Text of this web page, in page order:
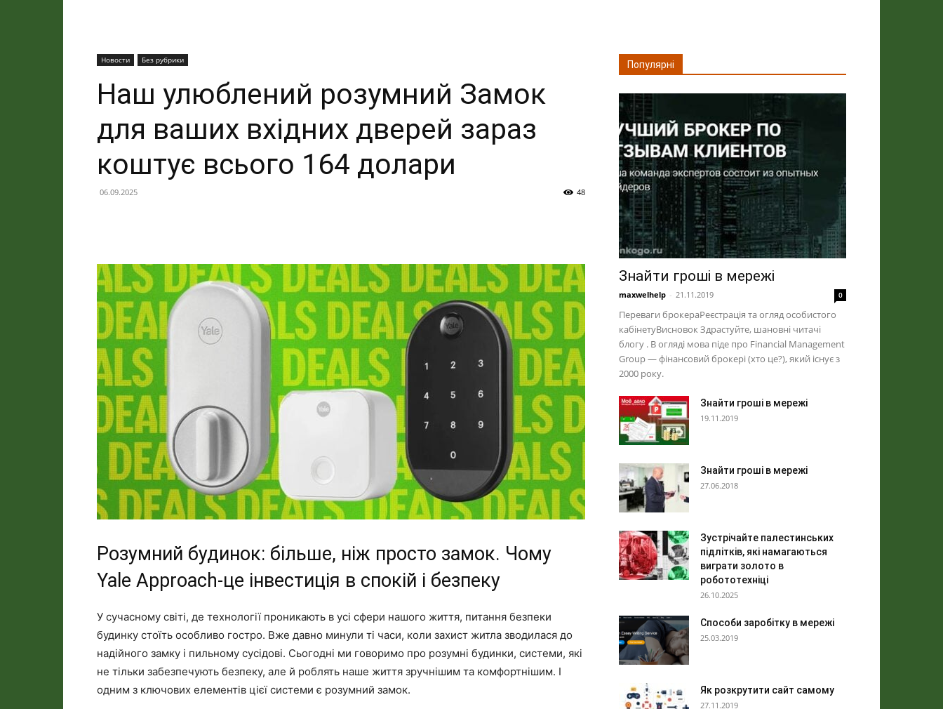
Новости Без рубрики
Наш улюблений розумний Замок
для ваших вхідних дверей зараз
коштує всього 164 долари
06.09.2025 48
Розумний будинок: більше, ніж просто замок. Чому
Yale Approach-це інвестиція в спокій і безпеку
У сучасному світі, де технології проникають в усі сфери нашого життя, питання безпеки
будинку стоїть особливо гостро. Вже давно минули ті часи, коли захист житла зводилася до
надійного замку і пильному сусідові. Сьогодні ми говоримо про розумні будинки, системи, які
не тільки забезпечують безпеку, але й роблять наше життя зручнішим та комфортнішим. І
одним з ключових елементів цієї системи є розумний замок.
Популярні
Знайти гроші в мережі
maxwelhelp - 21.11.2019 0
Переваги брокераРеєстрація та огляд особистого
кабінетуВисновок Здрастуйте, шановні читачі
блогу . В огляді мова піде про Financial Management
Group — фінансовий брокері (хто це?), який існує з
2000 року.
Знайти гроші в мережі
19.11.2019
Знайти гроші в мережі
27.06.2018
Зустрічайте палестинських
підлітків, які намагаються
виграти золото в
робототехніці
26.10.2025
Способи заробітку в мережі
25.03.2019
Як розкрутити сайт самому
27.11.2019